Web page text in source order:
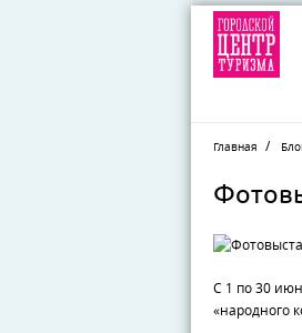
Главная
С 1 по 30
«народного